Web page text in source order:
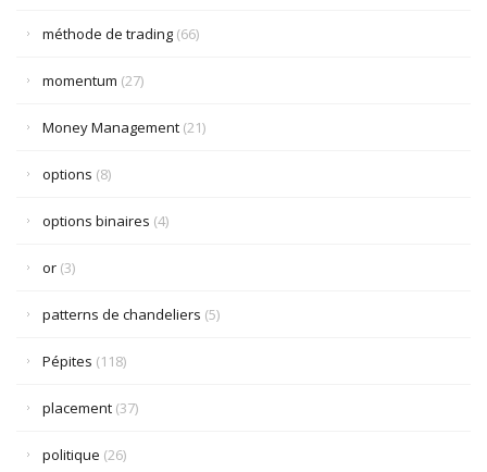
méthode de trading (66)
momentum (27)
Money Management (21)
options (8)
options binaires (4)
or (3)
patterns de chandeliers (5)
Pépites (118)
placement (37)
politique (26)